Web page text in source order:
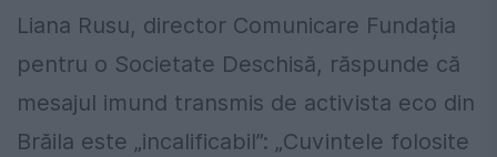
Liana Rusu, director Comunicare Fundația
pentru o Societate Deschisă, răspunde că
mesajul imund transmis de activista eco din
Brăila este „incalificabil”: „Cuvintele folosite